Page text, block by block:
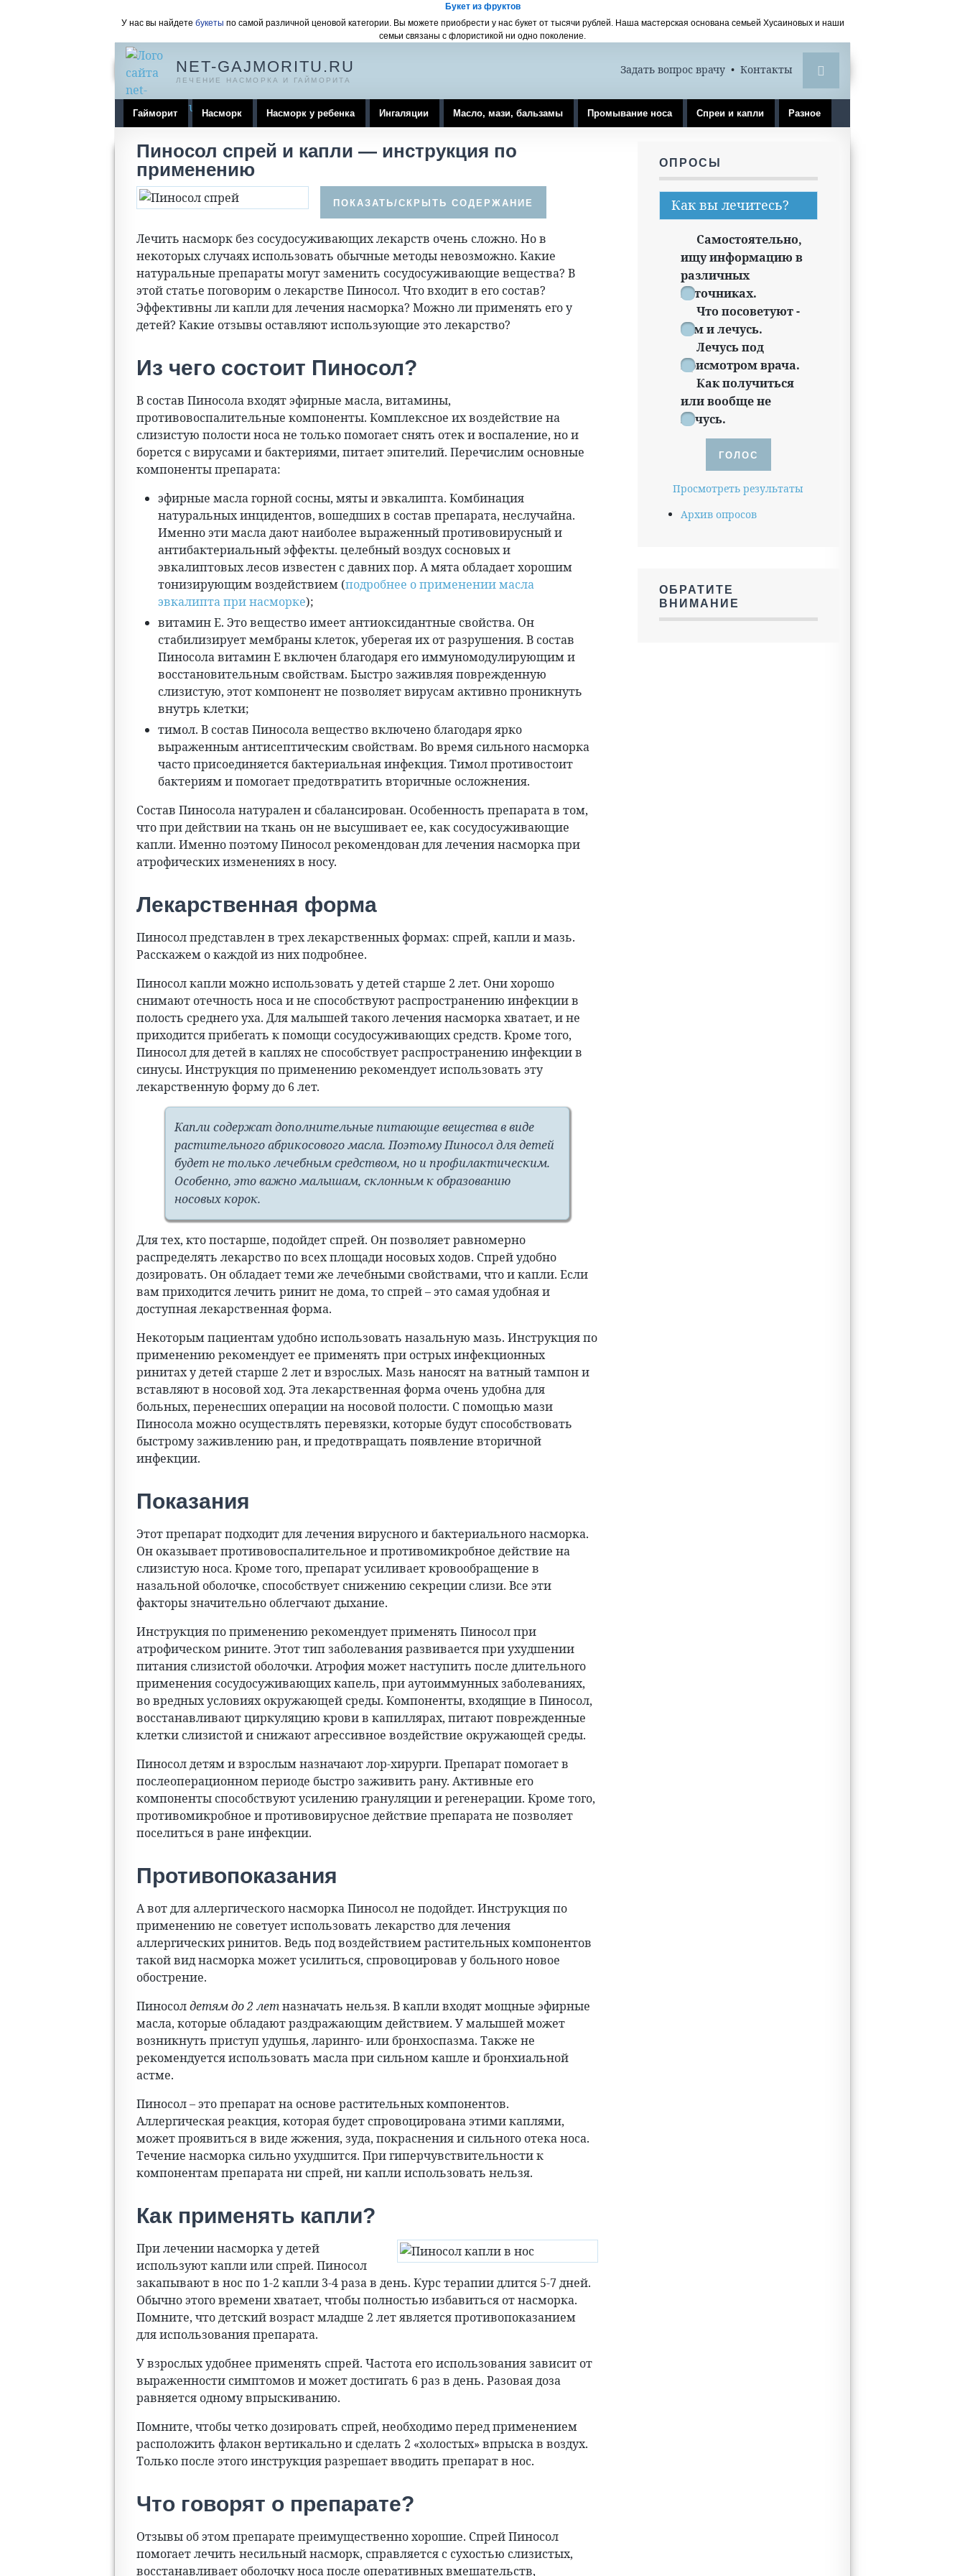
Букет из фруктов
У нас вы найдете букеты по самой различной ценовой категории. Вы можете приобрести у нас букет от тысячи рублей. Наша мастерская основана семьей Хусаиновых и наши
семьи связаны с флористикой ни одно поколение.
NET-GAJMORITU.RU
ЛЕЧЕНИЕ НАСМОРКА И ГАЙМОРИТА
Задать вопрос врачу • Контакты
Гайморит Насморк Насморк у ребенка Ингаляции Масло, мази, бальзамы Промывание носа Спреи и капли Разное
Пиносол спрей и капли — инструкция по
применению
Лечить насморк без сосудосуживающих лекарств очень сложно. Но в
некоторых случаях использовать обычные методы невозможно. Какие
натуральные препараты могут заменить сосудосуживающие вещества? В
этой статье поговорим о лекарстве Пиносол. Что входит в его состав?
Эффективны ли капли для лечения насморка? Можно ли применять его у
детей? Какие отзывы оставляют использующие это лекарство?
Из чего состоит Пиносол?
В состав Пиносола входят эфирные масла, витамины,
противовоспалительные компоненты. Комплексное их воздействие на
слизистую полости носа не только помогает снять отек и воспаление, но и
борется с вирусами и бактериями, питает эпителий. Перечислим основные
компоненты препарата:
эфирные масла горной сосны, мяты и эвкалипта. Комбинация
натуральных инцидентов, вошедших в состав препарата, неслучайна.
Именно эти масла дают наиболее выраженный противовирусный и
антибактериальный эффекты. целебный воздух сосновых и
эвкалиптовых лесов известен с давних пор. А мята обладает хорошим
тонизирующим воздействием (подробнее о применении масла
эвкалипта при насморке);
витамин E. Это вещество имеет антиоксидантные свойства. Он
стабилизирует мембраны клеток, уберегая их от разрушения. В состав
Пиносола витамин Е включен благодаря его иммуномодулирующим и
восстановительным свойствам. Быстро заживляя поврежденную
слизистую, этот компонент не позволяет вирусам активно проникнуть
внутрь клетки;
тимол. В состав Пиносола вещество включено благодаря ярко
выраженным антисептическим свойствам. Во время сильного насморка
часто присоединяется бактериальная инфекция. Тимол противостоит
бактериям и помогает предотвратить вторичные осложнения.
Состав Пиносола натурален и сбалансирован. Особенность препарата в том,
что при действии на ткань он не высушивает ее, как сосудосуживающие
капли. Именно поэтому Пиносол рекомендован для лечения насморка при
атрофических изменениях в носу.
Лекарственная форма
Пиносол представлен в трех лекарственных формах: спрей, капли и мазь.
Расскажем о каждой из них подробнее.
Пиносол капли можно использовать у детей старше 2 лет. Они хорошо
снимают отечность носа и не способствуют распространению инфекции в
полость среднего уха. Для малышей такого лечения насморка хватает, и не
приходится прибегать к помощи сосудосуживающих средств. Кроме того,
Пиносол для детей в каплях не способствует распространению инфекции в
синусы. Инструкция по применению рекомендует использовать эту
лекарственную форму до 6 лет.
Капли содержат дополнительные питающие вещества в виде
растительного абрикосового масла. Поэтому Пиносол для детей
будет не только лечебным средством, но и профилактическим.
Особенно, это важно малышам, склонным к образованию
носовых корок.
Для тех, кто постарше, подойдет спрей. Он позволяет равномерно
распределять лекарство по всех площади носовых ходов. Спрей удобно
дозировать. Он обладает теми же лечебными свойствами, что и капли. Если
вам приходится лечить ринит не дома, то спрей – это самая удобная и
доступная лекарственная форма.
Некоторым пациентам удобно использовать назальную мазь. Инструкция по
применению рекомендует ее применять при острых инфекционных
ринитах у детей старше 2 лет и взрослых. Мазь наносят на ватный тампон и
вставляют в носовой ход. Эта лекарственная форма очень удобна для
больных, перенесших операции на носовой полости. С помощью мази
Пиносола можно осуществлять перевязки, которые будут способствовать
быстрому заживлению ран, и предотвращать появление вторичной
инфекции.
Показания
Этот препарат подходит для лечения вирусного и бактериального насморка.
Он оказывает противовоспалительное и противомикробное действие на
слизистую носа. Кроме того, препарат усиливает кровообращение в
назальной оболочке, способствует снижению секреции слизи. Все эти
факторы значительно облегчают дыхание.
Инструкция по применению рекомендует применять Пиносол при
атрофическом рините. Этот тип заболевания развивается при ухудшении
питания слизистой оболочки. Атрофия может наступить после длительного
применения сосудосуживающих капель, при аутоиммунных заболеваниях,
во вредных условиях окружающей среды. Компоненты, входящие в Пиносол,
восстанавливают циркуляцию крови в капиллярах, питают поврежденные
клетки слизистой и снижают агрессивное воздействие окружающей среды.
Пиносол детям и взрослым назначают лор-хирурги. Препарат помогает в
послеоперационном периоде быстро заживить рану. Активные его
компоненты способствуют усилению грануляции и регенерации. Кроме того,
противомикробное и противовирусное действие препарата не позволяет
поселиться в ране инфекции.
Противопоказания
А вот для аллергического насморка Пиносол не подойдет. Инструкция по
применению не советует использовать лекарство для лечения
аллергических ринитов. Ведь под воздействием растительных компонентов
такой вид насморка может усилиться, спровоцировав у больного новое
обострение.
Пиносолдетям до 2 летназначать нельзя. В капли входят мощные эфирные
масла, которые обладают раздражающим действием. У малышей может
возникнуть приступ удушья, ларинго- или бронхоспазма. Также не
рекомендуется использовать масла при сильном кашле и бронхиальной
астме.
Пиносол – это препарат на основе растительных компонентов.
Аллергическая реакция, которая будет спровоцирована этими каплями,
может проявиться в виде жжения, зуда, покраснения и сильного отека носа.
Течение насморка сильно ухудшится. При гиперчувствительности к
компонентам препарата ни спрей, ни капли использовать нельзя.
Как применять капли?
При лечении насморка у детей
используют капли или спрей. Пиносол
закапывают в нос по 1-2 капли 3-4 раза в день. Курс терапии длится 5-7 дней.
Обычно этого времени хватает, чтобы полностью избавиться от насморка.
Помните, что детский возраст младше 2 лет является противопоказанием
для использования препарата.
У взрослых удобнее применять спрей. Частота его использования зависит от
выраженности симптомов и может достигать 6 раз в день. Разовая доза
равняется одному впрыскиванию.
Помните, чтобы четко дозировать спрей, необходимо перед применением
расположить флакон вертикально и сделать 2 «холостых» впрыска в воздух.
Только после этого инструкция разрешает вводить препарат в нос.
Что говорят о препарате?
Отзывы об этом препарате преимущественно хорошие. Спрей Пиносол
помогает лечить несильный насморк, справляется с сухостью слизистых,
восстанавливает оболочку носа после оперативных вмешательств,
ОПРОСЫ
Как вы лечитесь?
Самостоятельно,
ищу информацию в
различных
источниках.
Что посоветуют -
тем и лечусь.
Лечусь под
присмотром врача.
Как получиться
или вообще не
лечусь.
Просмотреть результаты
Архив опросов
ОБРАТИТЕ
ВНИМАНИЕ